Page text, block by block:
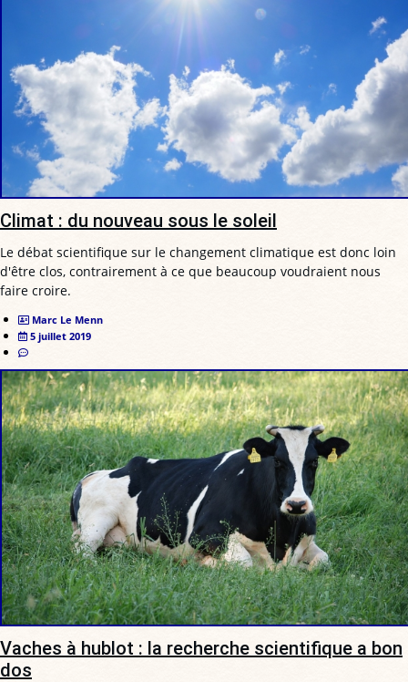
Climat : du nouveau sous le soleil
Le débat scientifique sur le changement climatique est donc loin
d'être clos, contrairement à ce que beaucoup voudraient nous
faire croire.
Marc Le Menn
5 juillet 2019
Vaches à hublot : la recherche scientifique a bon
dos